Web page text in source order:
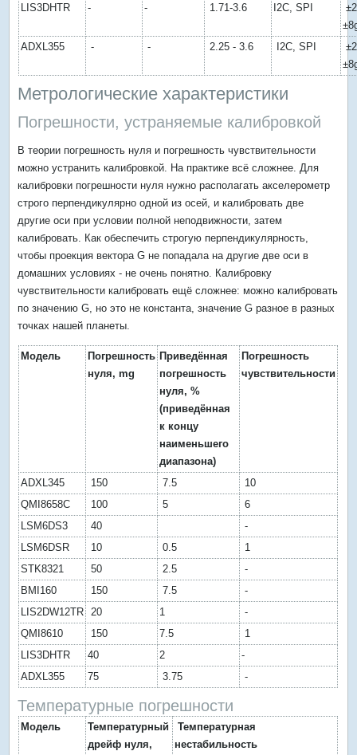
LIS3DHTR
- - 1.71-3.6 I2C, SPI
ADXL355
- - 2.25 - 3.6 I2C, SPI
Метрологические характеристики
Погрешности, устраняемые калибровкой
В теории погрешность нуля и погрешность чувствительности
можно устранить калибровкой. На практике всё сложнее. Для
калибровки погрешности нуля нужно располагать акселерометр
строго перпендикулярно одной из осей, и калибровать две
другие оси при условии полной неподвижности, затем
калибровать. Как обеспечить строгую перпендикулярность,
чтобы проекция вектора G не попадала на другие две оси в
домашних условиях - не очень понятно. Калибровку
чувствительности калибровать ещё сложнее: можно калибровать
по значению G, но это не константа, значение G разное в разных
точках нашей планеты.
Модель
Погрешность
нуля, mg
Приведённая
погрешность
нуля, %
(приведённая
к концу
наименьшего
диапазона)
Погрешность
чувствительности
ADXL345 150 7.5
10
QMI8658C
100 5
6
LSM6DS3
40
-
LSM6DSR
10 0.5
1
STK8321
50 2.5
-
BMI160
150 7.5
-
LIS2DW12TR
20 1
-
QMI8610
150 7.5
1
LIS3DHTR
40 2
-
ADXL355
75 3.75 -
Температурные погрешности
Модель
Температурный
дрейф нуля,
Температурная
нестабильность